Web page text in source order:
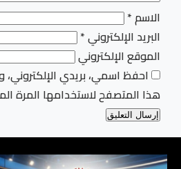
الاسم*
البريد الإلكتروني*
الموقع الإلكتروني
احفظ اسمي، بريدي الإلكتروني،
هذا المتصفح لاستخدامها المرة